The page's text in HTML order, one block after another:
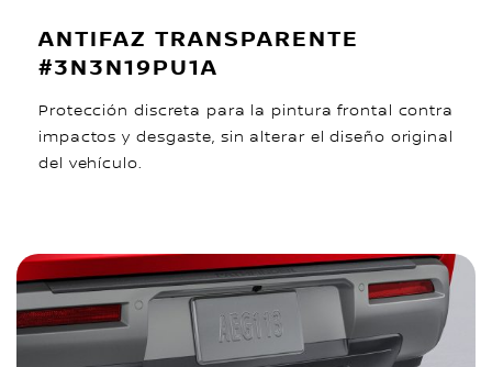
ANTIFAZ TRANSPARENTE
#3N3N19PU1A
Protección discreta para la pintura frontal contra
impactos y desgaste, sin alterar el diseño original
del vehículo.